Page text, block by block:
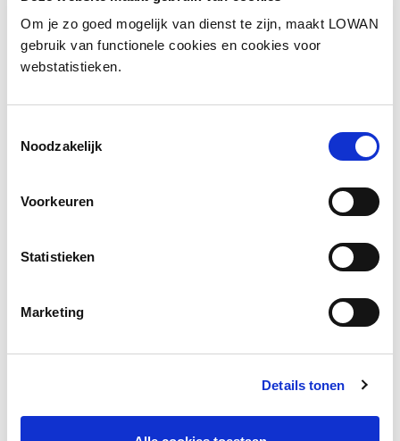
Om je zo goed mogelijk van dienst te zijn, maakt LOWAN
gebruik van functionele cookies en cookies voor
webstatistieken.
Noodzakelijk
Voorkeuren
Statistieken
Marketing
Details tonen
Auteur(s): Petit, R., Schooten, E. van,
Hermans, A., Elshof, D., Scheltinga, F
Gerelateerde vakkennis